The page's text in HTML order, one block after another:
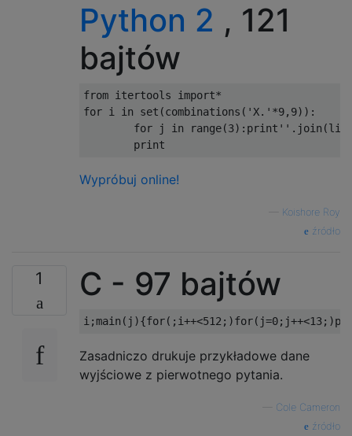
..X
X.X
.X.
..X
XX.
.X.
.X.
..X
.X.
.X.
Python 2 , 121
bajtów
from itertools import*
for i in set (combinations ( 'X.' *9, 9)):
for j in range(3): print '' . join (
print
Wypróbuj online!
Koishore Roy
źródło
1 C - 97 bajtów
Zasadniczo drukuje przykładowe dane
wyjściowe z pierwotnego pytania.
Cole Cameron
źródło